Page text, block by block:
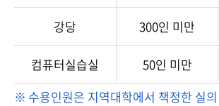
강당 300인 미만
컴퓨터실습실 50인 미만
수용인원은 지역대학에서 책정한 실